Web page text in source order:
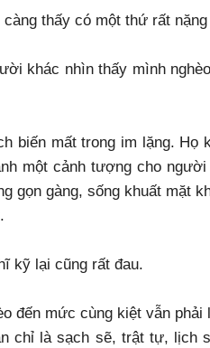
thấy có một thứ rất
khác nhìn thấy mình
biến mất trong im lặng. Họ
một cảnh tượng cho
gọn gàng, sống khuất mặt
kỹ lại cũng rất đau.
đến mức cùng kiệt vẫn
chỉ là sạch sẽ, trật tự, lịch